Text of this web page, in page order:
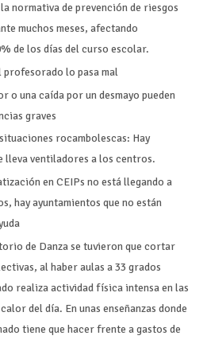
normativa de prevención de riesgos
muchos meses, afectando
de los días del curso escolar.
profesorado lo pasa mal
o una caída por un desmayo pueden
graves
rocambolescas: Hay
lleva ventiladores a los centros.
en CEIPs no está llegando a
hay ayuntamientos que no están
de Danza se tuvieron que cortar
al haber aulas a 33 grados
realiza actividad física intensa en las
del día. En unas enseñanzas donde
tiene que hacer frente a gastos de